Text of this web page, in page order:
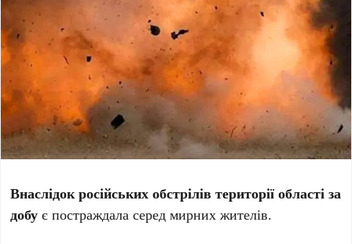
Внаслідок російських обстрілів території області за
добує постраждала серед мирних жителів.